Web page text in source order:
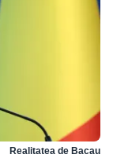
Realitatea de Bacau